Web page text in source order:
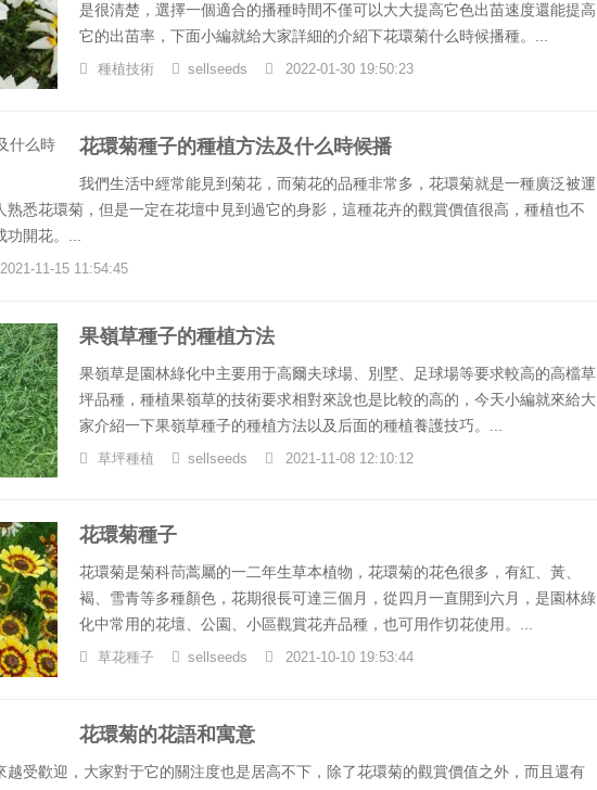
是很清楚，選擇一個適合的播種時間不僅可以大大提高它色出苗速度還能提高
它的出苗率，下面小編就給大家詳細的介紹下花環菊什么時候播種。...
種植技術 sellseeds 2022-01-30 19:50:23
花環菊種子的種植方法及什么時候播
我們生活中經常能見到菊花，而菊花的品種非常多，花環菊就是一種廣泛被運
熟悉花環菊，但是一定在花壇中見到過它的身影，這種花卉的觀賞價值很高，種植也不
開花。...
2021-11-15 11:54:45
果嶺草種子的種植方法
果嶺草是園林綠化中主要用于高爾夫球場、別墅、足球場等要求較高的高檔草
坪品種，種植果嶺草的技術要求相對來說也是比較的高的，今天小編就來給大
家介紹一下果嶺草種子的種植方法以及后面的種植養護技巧。...
草坪種植 sellseeds 2021-11-08 12:10:12
花環菊種子
花環菊是菊科茼蒿屬的一二年生草本植物，花環菊的花色很多，有紅、黃、
褐、雪青等多種顏色，花期很長可達三個月，從四月一直開到六月，是園林綠
化中常用的花壇、公園、小區觀賞花卉品種，也可用作切花使用。...
草花種子 sellseeds 2021-10-10 19:53:44
花環菊的花語和寓意
越受歡迎，大家對于它的關注度也是居高不下，除了花環菊的觀賞價值之外，而且還有